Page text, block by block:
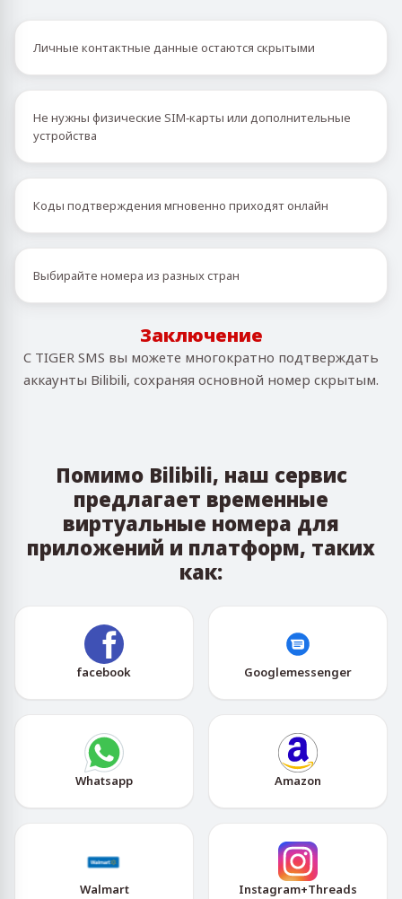
Личные контактные данные остаются скрытыми
Не нужны физические SIM‑карты или дополнительные
устройства
Коды подтверждения мгновенно приходят онлайн
Выбирайте номера из разных стран
Заключение
С TIGER SMS вы можете многократно подтверждать
аккаунты Bilibili, сохраняя основной номер скрытым.
Помимо Bilibili, наш сервис
предлагает временные
виртуальные номера для
приложений и платформ, таких
как:
facebook Googlemessenger
Whatsapp Amazon
Walmart Instagram+Threads